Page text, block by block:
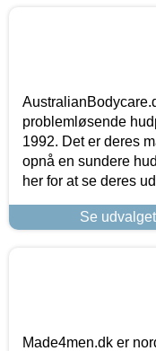
problemløsende
1992. Det er deres
opnå en sundere
her for at se deres
Se
Made4men.dk er